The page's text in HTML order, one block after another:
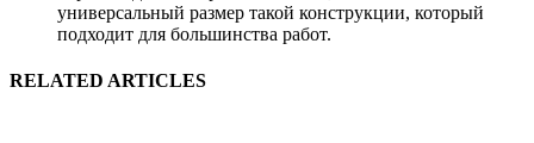
универсальный размер такой конструкции, который
подходит для большинства работ.
RELATED ARTICLES